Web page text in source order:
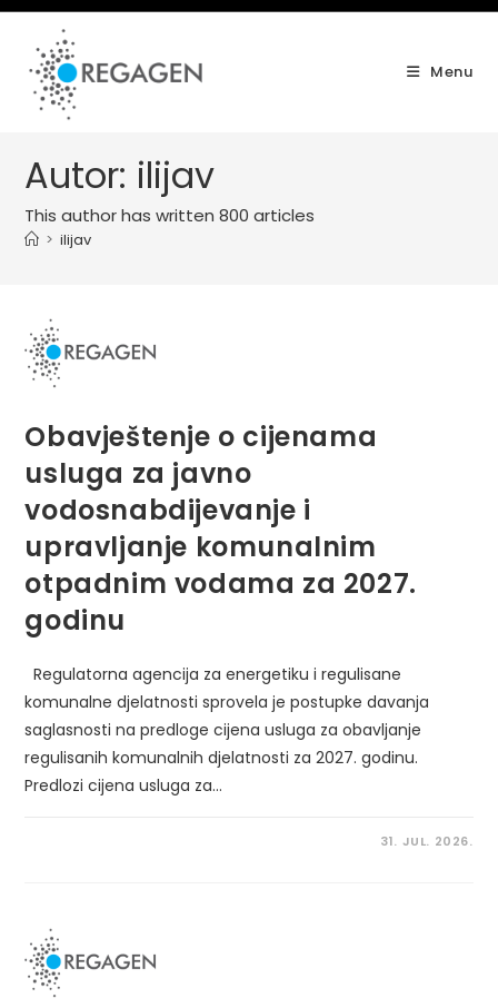
Skip
content
Menu
Autor: ilijav
This author has written 800 articles
> ilijav
Obavještenje o cijenama
usluga za javno
vodosnabdijevanje i
upravljanje komunalnim
otpadnim vodama za 2027.
godinu
Regulatorna agencija za energetiku i regulisane
komunalne djelatnosti sprovela je postupke davanja
saglasnosti na predloge cijena usluga za obavljanje
regulisanih komunalnih djelatnosti za 2027. godinu.
Predlozi cijena usluga za…
31. JUL. 2026.